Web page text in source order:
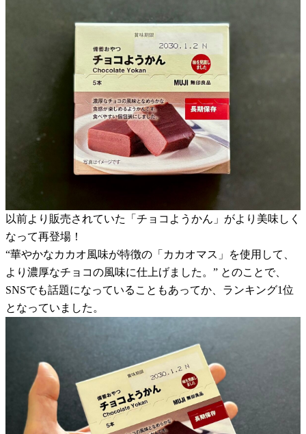
以前より販売されていた「チョコようかん」がより美味しく
なって再登場！
“華やかなカカオ風味が特徴の「カカオマス」を使用して、
より濃厚なチョコの風味に仕上げました。” とのことで、
SNSでも話題になっていることもあってか、ランキング1位
となっていました。